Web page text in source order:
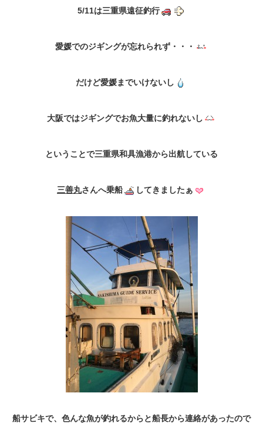
5/11は三重県遠征釣行
愛媛でのジギングが忘れられず・・・
だけど愛媛までいけないし
大阪ではジギングでお魚大量に釣れないし
ということで三重県和具漁港から出航している
三善丸さんへ乗船 してきましたぁ
船サビキで、色んな魚が釣れるからと船長から連絡があったので